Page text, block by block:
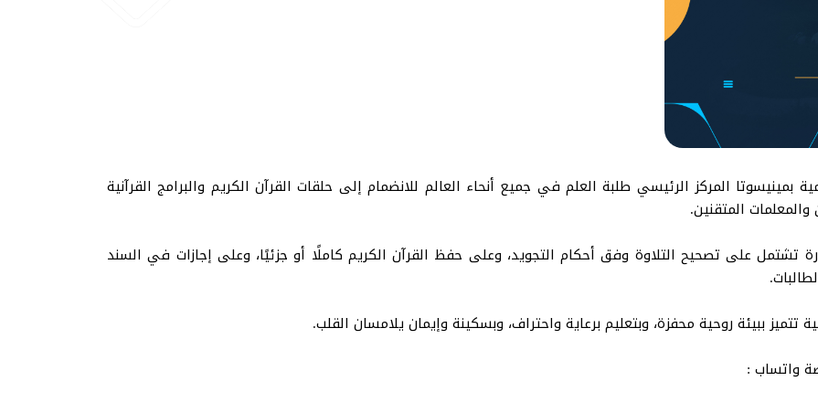
بمينيسوتا المركز الرئيسي طلبة العلم في جميع أنحاء العالم للانضمام إلى حلقات القرآن الكريم والبرامج القرآنية
المتقنين.
تشتمل على تصحيح التلاوة وفق أحكام التجويد، وعلى حفظ القرآن الكريم كاملًا أو جزئيًا، وعلى إجازات في السند
تتميز ببيئة روحية محفزة، وبتعليم برعاية واحتراف، وبسكينة وإيمان يلامسان القلب.
واتساب :